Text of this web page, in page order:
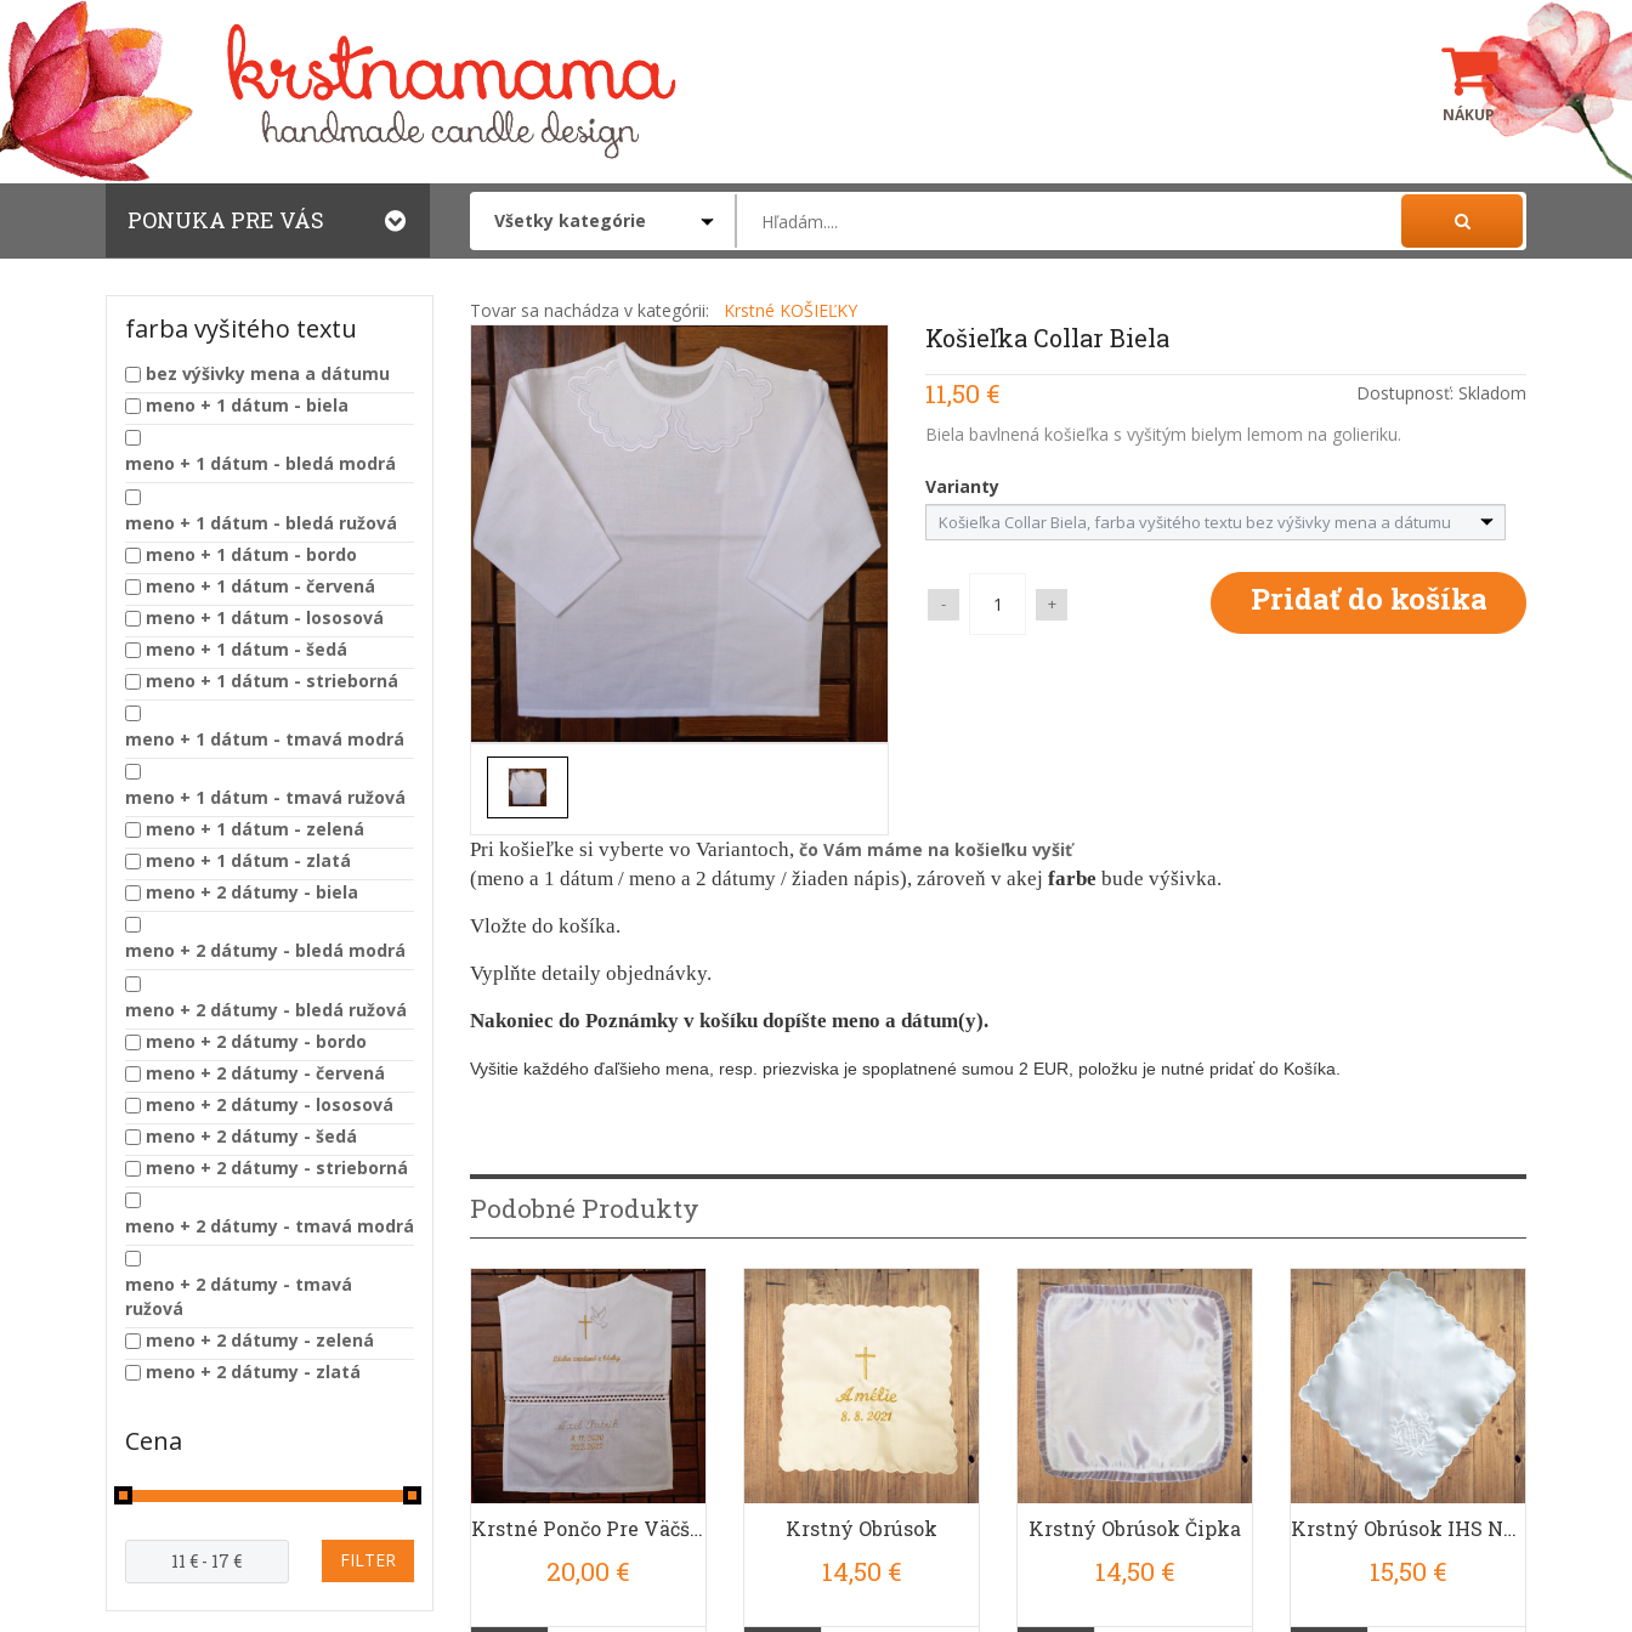
NÁKUP
PONUKA PRE VÁS
farba vyšitého textu
bez výšivky mena a dátumu
meno + 1 dátum - biela
meno + 1 dátum - bledá modrá
meno + 1 dátum - bledá ružová
meno + 1 dátum - bordo
meno + 1 dátum - červená
meno + 1 dátum - lososová
meno + 1 dátum - šedá
meno + 1 dátum - strieborná
meno + 1 dátum - tmavá modrá
meno + 1 dátum - tmavá ružová
meno + 1 dátum - zelená
meno + 1 dátum - zlatá
meno + 2 dátumy - biela
meno + 2 dátumy - bledá modrá
meno + 2 dátumy - bledá ružová
meno + 2 dátumy - bordo
meno + 2 dátumy - červená
meno + 2 dátumy - lososová
meno + 2 dátumy - šedá
meno + 2 dátumy - strieborná
meno + 2 dátumy - tmavá modrá
meno + 2 dátumy - tmavá
ružová
meno + 2 dátumy - zelená
meno + 2 dátumy - zlatá
Cena
Tovar sa nachádza v kategórii: Krstné KOŠIEĽKY
Košieľka Collar Biela
11,50 € Dostupnosť: Skladom
Biela bavlnená košieľka s vyšitým bielym lemom na golieriku.
Varianty
+
-
Pri košieľke si vyberte vo Variantoch, čo Vám máme na košieľku vyšiť
(meno a 1 dátum / meno a 2 dátumy / žiaden nápis), zároveň v akej farbe bude výšivka.
Vložte do košíka.
Vyplňte detaily objednávky.
Nakoniec do Poznámky v košíku dopíšte meno a dátum(y).
Vyšitie každého ďaľšieho mena, resp. priezviska je spoplatnené sumou 2 EUR, položku je nutné pridať do Košíka.
Podobné Produkty
Krstné Pončo Pre Väčšie Deti
20,00 €
Krstný Obrúsok
14,50 €
DETAIL
Krstný Obrúsok Čipka
14,50 €
DETAIL
Krstný Obrúsok IHS Na 1. Sväté Prijímanie
15,50 €